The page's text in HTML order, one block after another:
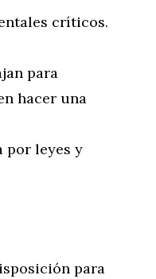
críticos.
para
hacer una
por leyes y
para